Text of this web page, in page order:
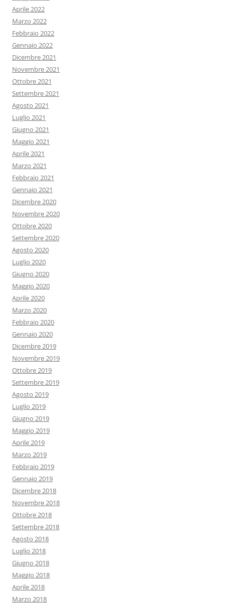
Aprile 2022
Marzo 2022
Febbraio 2022
Gennaio 2022
Dicembre 2021
Novembre 2021
Ottobre 2021
Settembre 2021
Agosto 2021
Luglio 2021
Giugno 2021
Maggio 2021
Aprile 2021
Marzo 2021
Febbraio 2021
Gennaio 2021
Dicembre 2020
Novembre 2020
Ottobre 2020
Settembre 2020
Agosto 2020
Luglio 2020
Giugno 2020
Maggio 2020
Aprile 2020
Marzo 2020
Febbraio 2020
Gennaio 2020
Dicembre 2019
Novembre 2019
Ottobre 2019
Settembre 2019
Agosto 2019
Luglio 2019
Giugno 2019
Maggio 2019
Aprile 2019
Marzo 2019
Febbraio 2019
Gennaio 2019
Dicembre 2018
Novembre 2018
Ottobre 2018
Settembre 2018
Agosto 2018
Luglio 2018
Giugno 2018
Maggio 2018
Aprile 2018
Marzo 2018